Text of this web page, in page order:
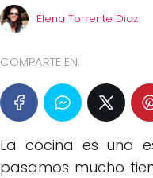
Elena Torrente Diaz
COMPARTE EN:
La cocina es una
pasamos mucho